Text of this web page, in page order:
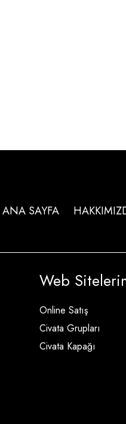
ANA SAYFA
Web
Online Satış
Civata Grupları
Civata Kapağı